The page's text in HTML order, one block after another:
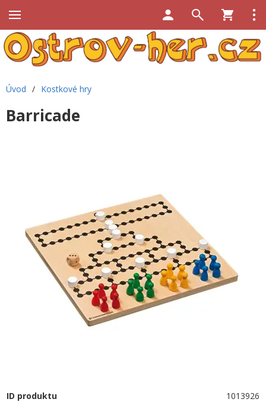
Úvod / Kostkové hry
Barricade
ID produktu
1013926